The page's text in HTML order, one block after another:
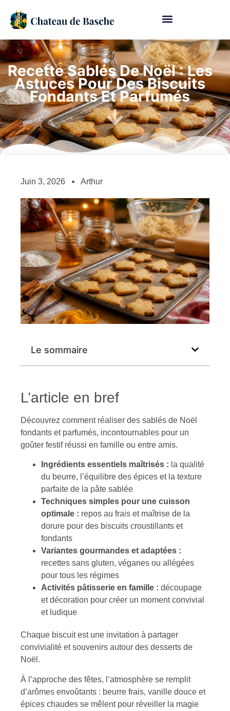
Recette Sablés De Noël : Les
Astuces Pour Des Biscuits
Fondants Et Parfumés
Juin 3, 2026 Arthur
Le sommaire
L’article en bref
Découvrez comment réaliser des sablés de Noël
fondants et parfumés, incontournables pour un
goûter festif réussi en famille ou entre amis.
Ingrédients essentiels maîtrisés : la qualité
du beurre, l’équilibre des épices et la texture
parfaite de la pâte sablée
Techniques simples pour une cuisson
optimale : repos au frais et maîtrise de la
dorure pour des biscuits croustillants et
fondants
Variantes gourmandes et adaptées :
recettes sans gluten, véganes ou allégées
pour tous les régimes
Activités pâtisserie en famille : découpage
et décoration pour créer un moment convivial
et ludique
Chaque biscuit est une invitation à partager
convivialité et souvenirs autour des desserts de
Noël.
À l’approche des fêtes, l’atmosphère se remplit
d’arômes envoûtants : beurre frais, vanille douce et
épices chaudes se mêlent pour réveiller la magie